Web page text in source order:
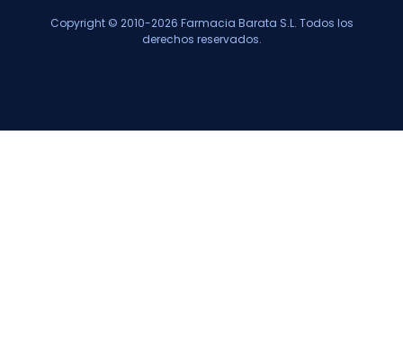
Copyright © 2010-2026 Farmacia Barata S.L. Todos los
derechos reservados.